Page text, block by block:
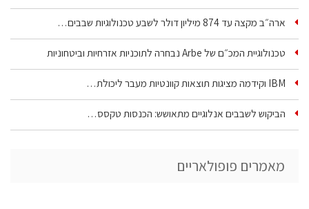
ארה״ב מקצה עד 874 מיליון דולר לשבע טכנולוגיות שבבים…
טכנולוגיית המכ״ם של Arbe נבחרה לתוכניות אזרחיות וביטחוניות
IBM וקידמה מציגות תוצאות קוונטיות מעבר ליכולת…
הביקוש לשבבים אנלוגיים מתאושש: הכנסות טקסס…
מאמרים פופולאריים